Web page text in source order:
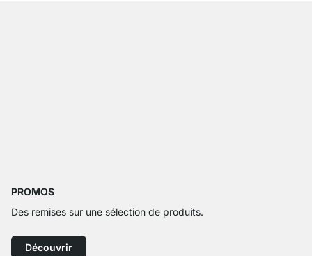
PROMOS
Des remises sur une sélection de produits.
Découvrir